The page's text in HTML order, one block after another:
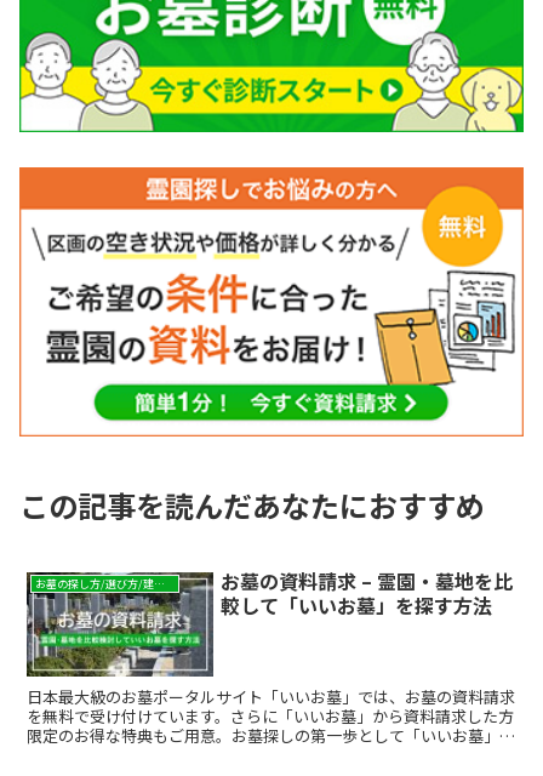
この記事を読んだあなたにおすすめ
お墓の探し方/選び方/建て方
お墓の資料請求 – 霊園・墓地を比
較して「いいお墓」を探す方法
日本最大級のお墓ポータルサイト「いいお墓」では、お墓の資料請求
を無料で受け付けています。さらに「いいお墓」から資料請求した方
限定のお得な特典もご用意。お墓探しの第一歩として「いいお墓」で